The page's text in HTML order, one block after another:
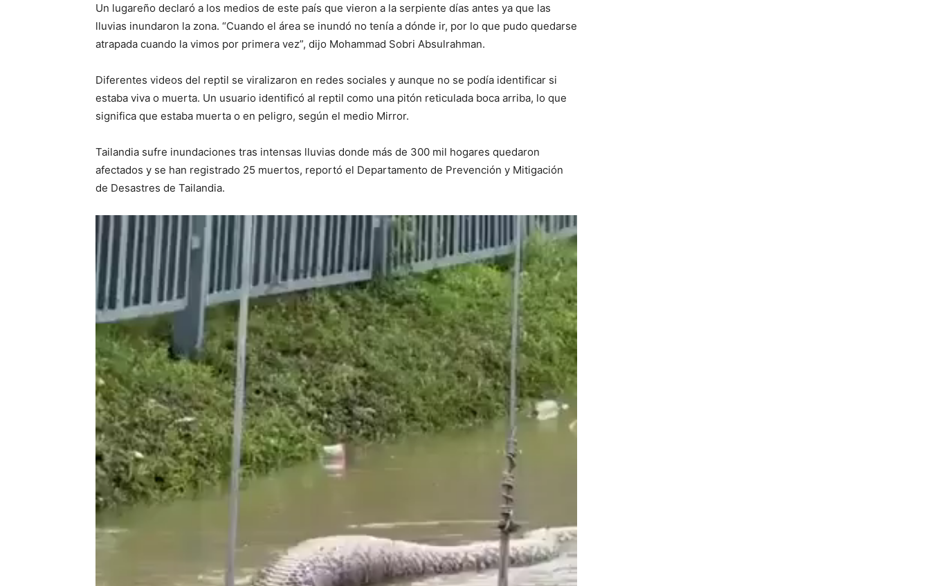
Un lugareño declaró a los medios de este país que vieron a la serpiente días antes ya que las
lluvias inundaron la zona. “Cuando el área se inundó no tenía a dónde ir, por lo que pudo quedarse
atrapada cuando la vimos por primera vez”, dijo Mohammad Sobri Absulrahman.
Diferentes videos del reptil se viralizaron en redes sociales y aunque no se podía identificar si
estaba viva o muerta. Un usuario identificó al reptil como una pitón reticulada boca arriba, lo que
significa que estaba muerta o en peligro, según el medio Mirror.
Tailandia sufre inundaciones tras intensas lluvias donde más de 300 mil hogares quedaron
afectados y se han registrado 25 muertos, reportó el Departamento de Prevención y Mitigación
de Desastres de Tailandia.